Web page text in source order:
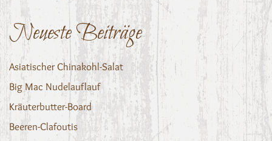
Neueste Beiträge
Asiatischer Chinakohl-Salat
Big Mac Nudelauflauf
Kräuterbutter-Board
Beeren-Clafoutis